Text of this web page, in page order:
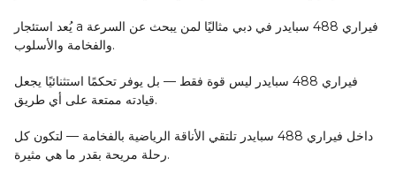
يُعد استئجار a فيراري 488 سبايدر في دبي مثاليًا لمن يبحث عن السرعة
والفخامة والأسلوب.
فيراري 488 سبايدر ليس قوة فقط — بل يوفر تحكمًا استثنائيًا يجعل
قيادته ممتعة على أي طريق.
داخل فيراري 488 سبايدر تلتقي الأناقة الرياضية بالفخامة — لتكون كل
رحلة مريحة بقدر ما هي مثيرة.